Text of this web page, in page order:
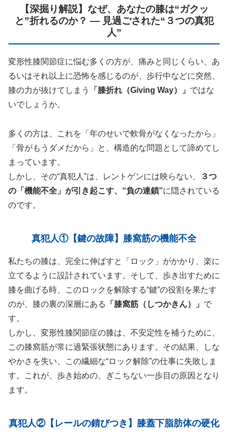
【深掘り解説】なぜ、あなたの膝は“ガクッ
と”折れるのか？ ― 見過ごされた“３つの真犯
人”
変形性膝関節症に悩む多くの方が、痛みと同じくらい、あ
るいはそれ以上に恐怖を感じるのが、歩行中などに突然、
膝の力が抜けてしまう
「膝折れ（Giving Way）」 ではな
いでしょうか。
多くの方は、これを「年のせいで軟骨がなくなったから」
「骨がもうダメだから」と、構造的な問題として諦めてし
まっています。
しかし、その“真犯人”は、レントゲンには映らない、
３つ
の「機能不全」が引き起こす、“負の連鎖”に隠されている
のです。
真犯人①【鍵の故障】膝窩筋の機能不全
私たちの膝は、完全に伸ばすと「ロック」がかかり、楽に
立てるように設計されています。そして、歩き出すために
膝を曲げる時、このロックを解除する“鍵”の役割を果たす
のが、膝の裏の深層にある
「膝窩筋（しつかきん）」 で
す。
しかし、変形性膝関節症の膝は、不安定性を補うために、
この膝窩筋が常に過緊張状態にあります。その結果、しな
やかさを失い、この繊細な“ロック解除”の仕事に失敗しま
す。これが、歩き始めの、ぎこちない一歩目の原因となり
ます。
真犯人②【レールの錆びつき】膝蓋下脂肪体の硬化